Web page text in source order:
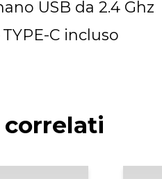
USB da 2.4 Ghz
TYPE-C incluso